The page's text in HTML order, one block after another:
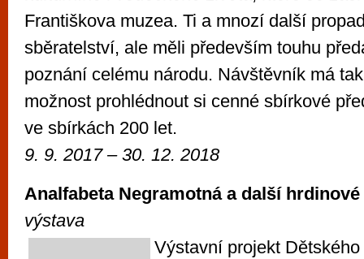
Františkova muzea. Ti a mnozí další
sběratelství, ale měli především touhu
poznání celému národu. Návštěvník má
možnost prohlédnout si cenné sbírkové
ve sbírkách 200 let.
9. 9. 2017 – 30. 12. 2018
Analfabeta Negramotná a další
výstava
Výstavní projekt